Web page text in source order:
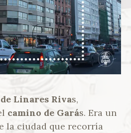
Linares Rivas,
camino de Garás. Era un
la ciudad que recorría